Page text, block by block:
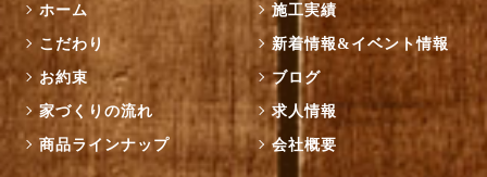
ホーム
こだわり
お約束
家づくりの流れ
商品ラインナップ
施工実績
新着情報&イベント情報
ブログ
求人情報
会社概要